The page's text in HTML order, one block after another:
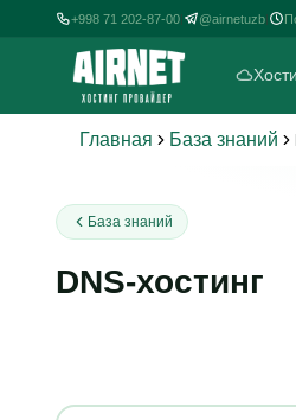
+998 71 202-87-00| @airnetuzb|
Главная База знаний
База знаний
DNS-хостинг